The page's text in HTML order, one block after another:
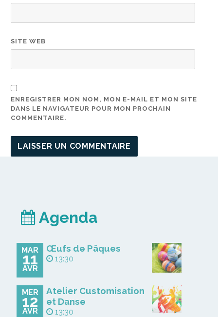
SITE WEB
ENREGISTRER MON NOM, MON E-MAIL ET MON SITE
DANS LE NAVIGATEUR POUR MON PROCHAIN
COMMENTAIRE.
Agenda
MAR
11
AVR
Œufs de Pâques
13:30
MER
12
AVR
Atelier Customisation
et Danse
13:30